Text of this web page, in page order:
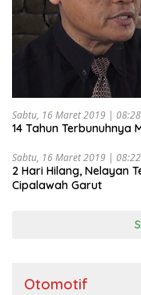
Sabtu, 16 Maret 2019 | 08:28
14 Tahun Terbunuhnya
Sabtu, 16 Maret 2019 | 08:22
2 Hari Hilang, Nelayan
Cipalawah Garut
Otomotif